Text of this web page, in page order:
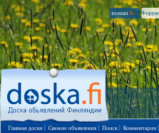
russian .fi Форум
Главная доски Свежие объявления Поиск Комментарии